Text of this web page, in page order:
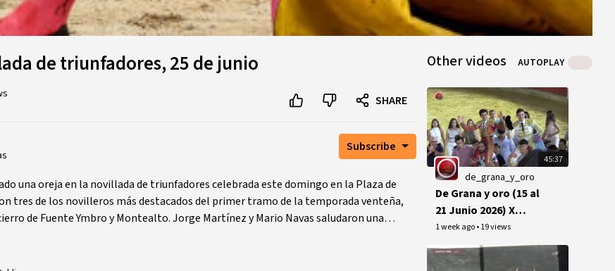
de triunfadores, 25 de junio
SHARE
Subscribe
una oreja en la novillada de triunfadores celebrada este domingo en la Plaza de
tres de los novilleros más destacados del primer tramo de la temporada venteña,
de Fuente Ymbro y Montealto. Jorge Martínez y Mario Navas saludaron una
Other videos AUTOPLAY
45:37
de_grana_y_oro
De Grana y oro (15 al
21 Junio 2026) X
aniversario
alternativa Conchi
Ríos + Corrida de
1 week ago•19 views